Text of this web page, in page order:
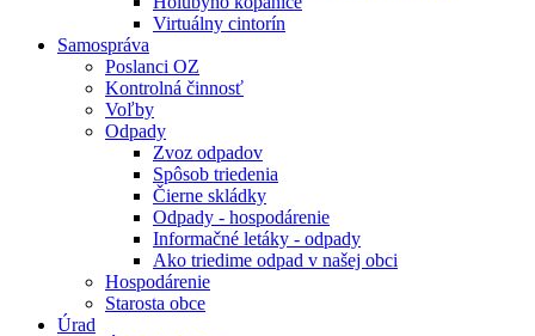
Virtuálny cintorín
Samospráva
Poslanci OZ
Kontrolná činnosť
Voľby
Odpady
Zvoz odpadov
Spôsob triedenia
Čierne skládky
Odpady - hospodárenie
Informačné letáky - odpady
Ako triedime odpad v našej obci
Hospodárenie
Starosta obce
Úrad